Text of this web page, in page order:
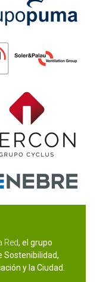
Red, el grupo
Sostenibilidad,
y la Ciudad.